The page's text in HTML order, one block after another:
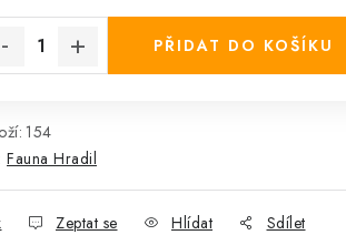
PŘIDAT DO KOŠÍKU
154
Fauna Hradil
Zeptat se Hlídat Sdílet